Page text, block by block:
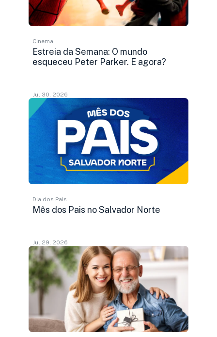
Cinema
Estreia da Semana: O mundo
esqueceu Peter Parker. E agora?
Jul 30, 2026
Dia dos Pais
Mês dos Pais no Salvador Norte
Jul 29, 2026